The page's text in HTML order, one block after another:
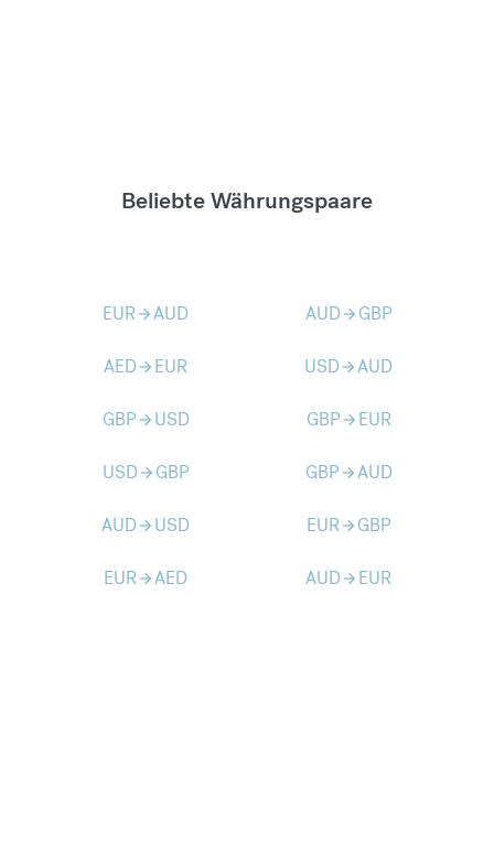
Beliebte Währungspaare
EURarrow_forwardAUD AUDarrow_forward GBP
AEDarrow_forward EUR USDarrow_forwardAUD
GBParrow_forward USD GBParrow_forward EUR
USDarrow_forward GBP GBParrow_forwardAUD
AUDarrow_forward USD EURarrow_forward GBP
EURarrow_forwardAED AUDarrow_forward EUR